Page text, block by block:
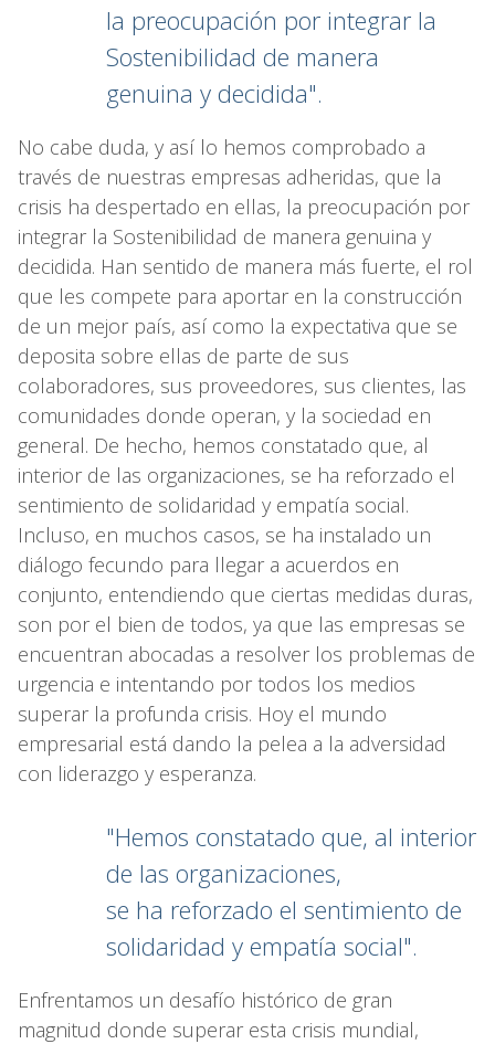
la preocupación por integrar la
Sostenibilidad de manera
genuina y decidida".
No cabe duda, y así lo hemos comprobado a
través de nuestras empresas adheridas, que la
crisis ha despertado en ellas, la preocupación por
integrar la Sostenibilidad de manera genuina y
decidida. Han sentido de manera más fuerte, el rol
que les compete para aportar en la construcción
de un mejor país, así como la expectativa que se
deposita sobre ellas de parte de sus
colaboradores, sus proveedores, sus clientes, las
comunidades donde operan, y la sociedad en
general. De hecho, hemos constatado que, al
interior de las organizaciones, se ha reforzado el
sentimiento de solidaridad y empatía social.
Incluso, en muchos casos, se ha instalado un
diálogo fecundo para llegar a acuerdos en
conjunto, entendiendo que ciertas medidas duras,
son por el bien de todos, ya que las empresas se
encuentran abocadas a resolver los problemas de
urgencia e intentando por todos los medios
superar la profunda crisis. Hoy el mundo
empresarial está dando la pelea a la adversidad
con liderazgo y esperanza.
"Hemos constatado que, al interior
de las organizaciones,
se ha reforzado el sentimiento de
solidaridad y empatía social".
Enfrentamos un desafío histórico de gran
magnitud donde superar esta crisis mundial,